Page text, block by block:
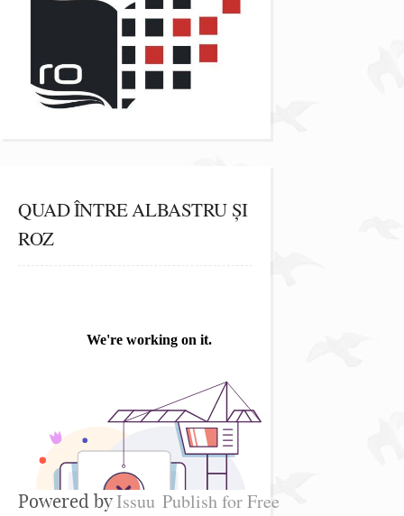
QUAD ÎNTRE ALBASTRU ȘI
ROZ
Powered byIssuu Publish for Free